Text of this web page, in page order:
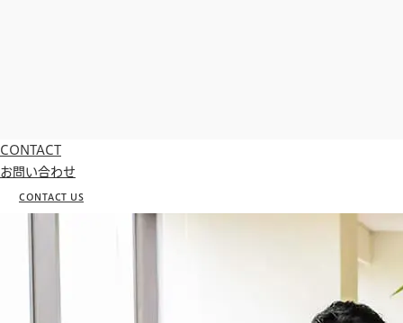
CONTACT
お問い合わせ
CONTACT US